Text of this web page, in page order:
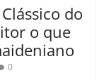
do
o que
0